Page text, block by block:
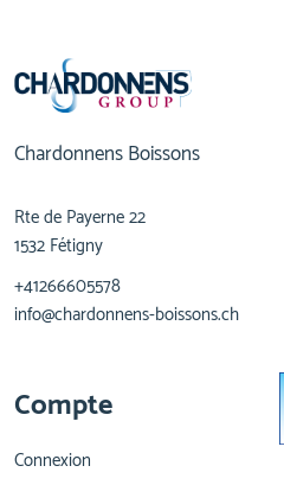
Chardonnens Boissons
Rte de Payerne 22
1532 Fétigny
+41266605578
info@chardonnens-boissons.ch
Compte
Connexion